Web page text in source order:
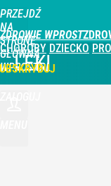
PRZEJDŹ
NA
STRONĘ
GŁÓWNĄ
WPROST.PL
ZDROWIE WPROST
CHOROBY DZIECKO
LEKI